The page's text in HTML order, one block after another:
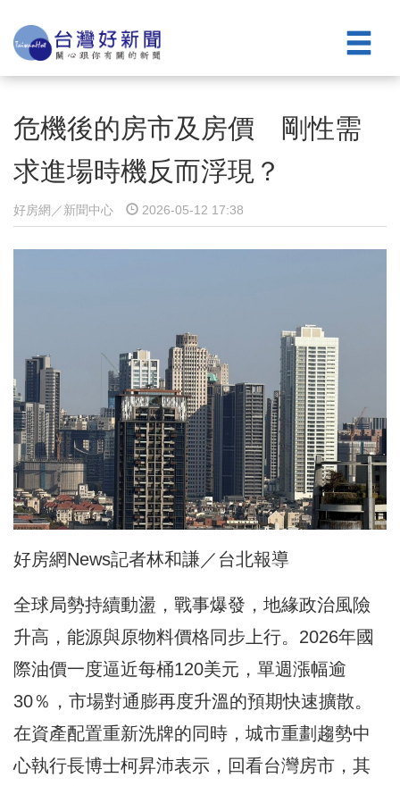
危機後的房市及房價 剛性需
求進場時機反而浮現？
好房網／新聞中心 2026-05-12 17:38
好房網News記者林和謙／台北報導
全球局勢持續動盪，戰事爆發，地緣政治風險
升高，能源與原物料價格同步上行。2026年國
際油價一度逼近每桶120美元，單週漲幅逾
30％，市場對通膨再度升溫的預期快速擴散。
在資產配置重新洗牌的同時，城市重劃趨勢中
心執行長博士柯昇沛表示，回看台灣房市，其